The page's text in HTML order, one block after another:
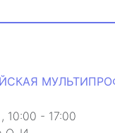
, 10:00 - 17:00